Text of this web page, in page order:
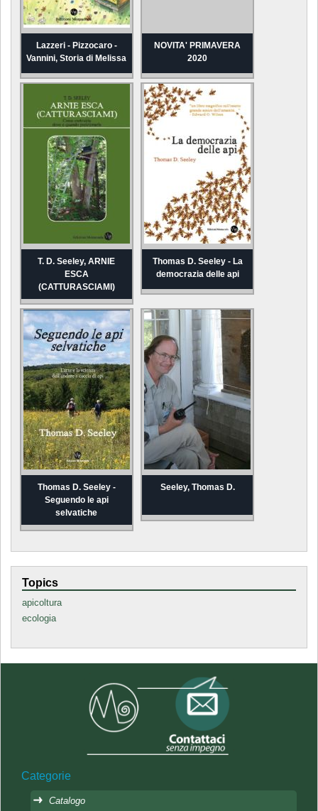
Lazzeri - Pizzocaro -
Vannini, Storia di Melissa
NOVITA' PRIMAVERA
2020
T. D. Seeley, ARNIE
ESCA
(CATTURASCIAMI)
Thomas D. Seeley - La
democrazia delle api
Thomas D. Seeley -
Seguendo le api
selvatiche
Seeley, Thomas D.
Topics
apicoltura
ecologia
Categorie
Catalogo